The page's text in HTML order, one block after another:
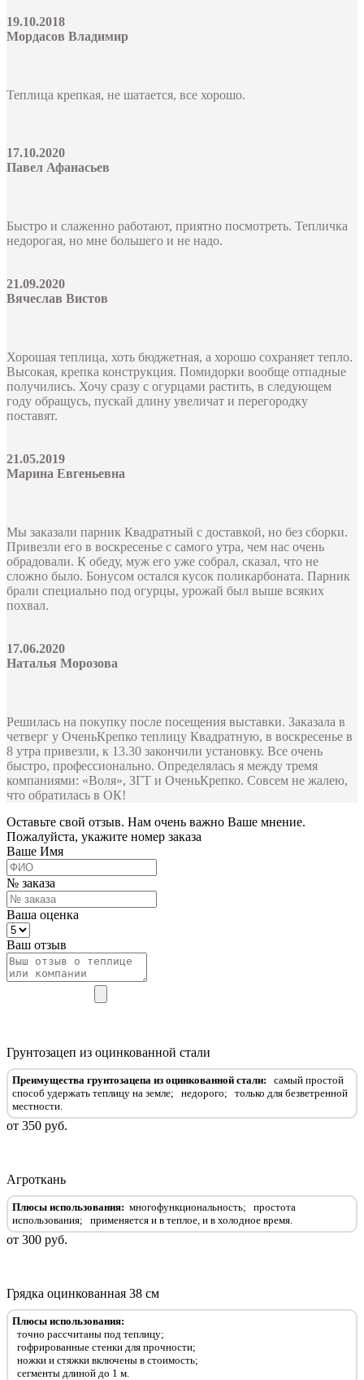
19.10.2018
Мордасов Владимир
Теплица крепкая, не шатается, все хорошо.
17.10.2020
Павел Афанасьев
Быстро и слаженно работают, приятно посмотреть. Тепличка
недорогая, но мне большего и не надо.
21.09.2020
Вячеслав Вистов
Хорошая теплица, хоть бюджетная, а хорошо сохраняет тепло.
Высокая, крепка конструкция. Помидорки вообще отпадные
получились. Хочу сразу с огурцами растить, в следующем
году обращусь, пускай длину увеличат и перегородку
поставят.
21.05.2019
Марина Евгеньевна
Мы заказали парник Квадратный с доставкой, но без сборки.
Привезли его в воскресенье с самого утра, чем нас очень
обрадовали. К обеду, муж его уже собрал, сказал, что не
сложно было. Бонусом остался кусок поликарбоната. Парник
брали специально под огурцы, урожай был выше всяких
похвал.
17.06.2020
Наталья Морозова
Решилась на покупку после посещения выставки. Заказала в
четверг у ОченьКрепко теплицу Квадратную, в воскресенье в
8 утра привезли, к 13.30 закончили установку. Все очень
быстро, профессионально. Определялась я между тремя
компаниями: «Воля», ЗГТ и ОченьКрепко. Совсем не жалею,
что обратилась в ОК!
Оставьте свой отзыв. Нам очень важно Ваше мнение.
Пожалуйста, укажите номер заказа
Ваше Имя
№ заказа
Ваша оценка
Ваш отзыв
Грунтозацеп из оцинкованной стали
Преимущества грунтозацепа из оцинкованной стали:
самый простой
способ удержать теплицу на земле;
недорого;
только для безветренной
местности.
от 350 руб.
Агроткань
Плюсы использования: многофункциональность;
простота
использования; применяется и в теплое, и в холодное время
от 300 руб.
Грядка оцинкованная 38 см
Плюсы использования:
точно рассчитаны под теплицу;
гофрированные стенки для прочности;
ножки и стяжки включены в стоимость;
сегменты длиной до 1 м